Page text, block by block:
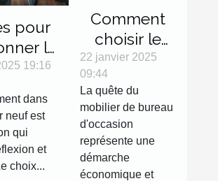
pour
le
un
19:16
dans
neuf est
qui
et
choix...
Comment
choisir le
mobilier de
bureau
d'occasion
adapté à vos
besoins
22 janvier 2025
09:44
La quête du
mobilier de bureau
d'occasion
représente une
démarche
économique et